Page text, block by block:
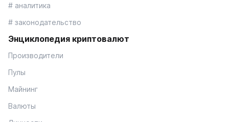
# аналитика
# законодательство
Энциклопедия криптовалют
Производители
Пулы
Майнинг
Валюты